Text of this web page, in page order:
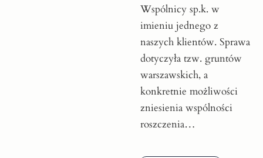
Wspólnicy sp.k. w
imieniu jednego z
naszych klientów. Sprawa
dotyczyła tzw. gruntów
warszawskich, a
konkretnie możliwości
zniesienia wspólności
roszczenia…